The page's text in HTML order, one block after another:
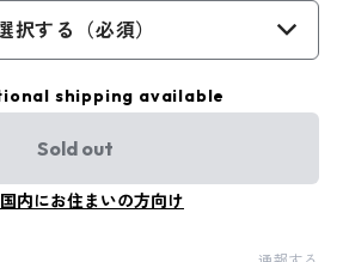
択する（必須）
shipping available
Sold out
内にお住まいの方向け